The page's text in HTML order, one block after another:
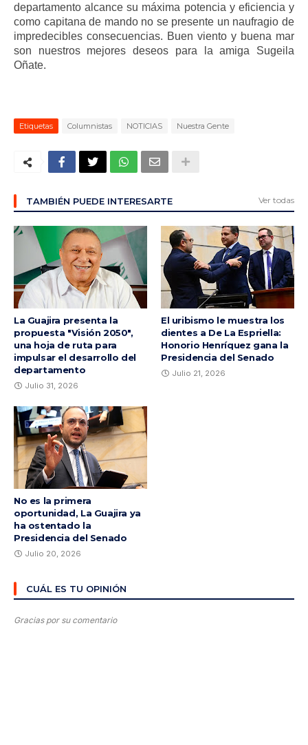
departamento alcance su máxima potencia y eficiencia y
como capitana de mando no se presente un naufragio de
impredecibles consecuencias. Buen viento y buena mar
son nuestros mejores deseos para la amiga Sugeila
Oñate.
Etiquetas Columnistas NOTICIAS Nuestra Gente
TAMBIÉN PUEDE INTERESARTE Ver todas
La Guajira presenta la
propuesta "Visión 2050",
una hoja de ruta para
impulsar el desarrollo del
departamento
Julio 31, 2026
El uribismo le muestra los
dientes a De La Espriella:
Honorio Henríquez gana la
Presidencia del Senado
Julio 21, 2026
No es la primera
oportunidad, La Guajira ya
ha ostentado la
Presidencia del Senado
Julio 20, 2026
CUÁL ES TU OPINIÓN
Gracias por su comentario